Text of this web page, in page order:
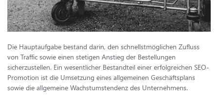
Die Hauptaufgabe bestand darin, den schnellstmöglichen Zufluss
von Traffic sowie einen stetigen Anstieg der Bestellungen
sicherzustellen. Ein wesentlicher Bestandteil einer erfolgreichen SEO-
Promotion ist die Umsetzung eines allgemeinen Geschäftsplans
sowie die allgemeine Wachstumstendenz des Unternehmens.